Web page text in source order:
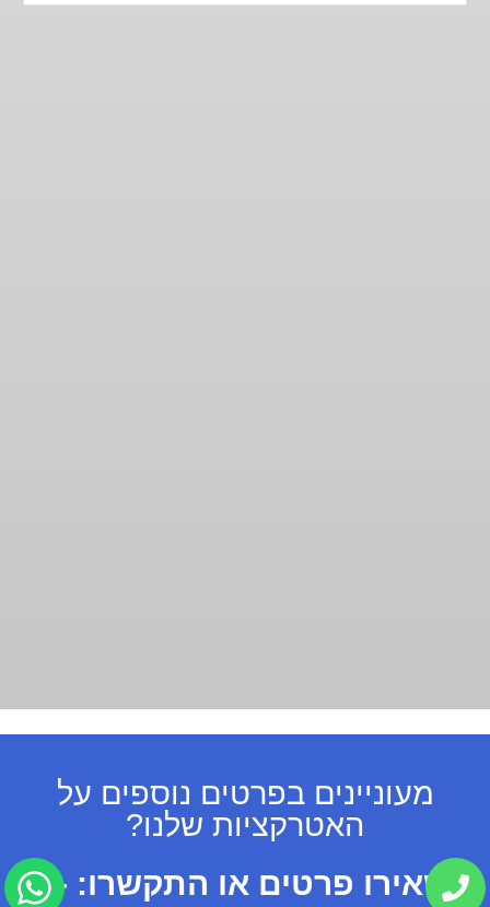
מעוניינים בפרטים נוספים על
האטרקציות שלנו?
השאירו פרטים או התקשרו: 08-